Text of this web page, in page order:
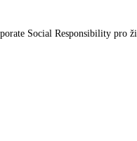
Social Responsibility pro